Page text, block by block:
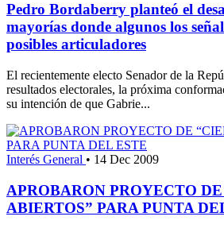
Pedro Bordaberry planteó el
mayorías donde algunos los
posibles articuladores
El recientemente electo Senador de la
resultados electorales, la próxima
su intención de que Gabrie...
Interés General • 14 Dec 2009
APROBARON PROYECTO
ABIERTOS” PARA PUNTA